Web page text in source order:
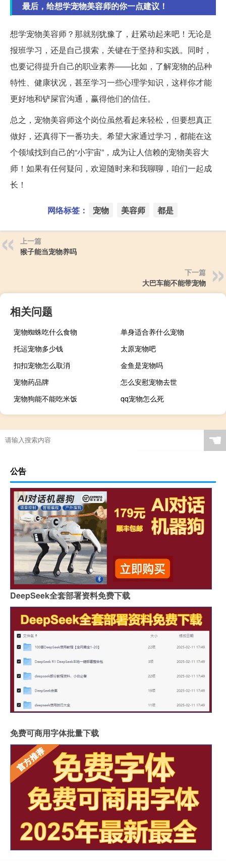
最后，给想学宠物美容师的你一点建议！
想学宠物美容师？那就别犹豫了，赶紧动起来吧！无论是
报班学习，还是自己摸索，关键在于坚持和实践。同时，
也要记得提升自己的职业素养——比如，了解宠物的品种
特性、健康状况，甚至学习一些心理学知识，这样你才能
更好地和铲屎官沟通，赢得他们的信任。
总之，宠物美容师这个岗位虽然看起来轻松，但要想真正
做好，还真得下一番功夫。希望大家通过学习，都能在这
个领域找到自己的“小宇宙”，成为让人信赖的宠物美容大
师！如果有任何疑问，欢迎随时来和我聊聊，咱们一起成
长！
网络标签： 宠物 美容师 都是
上一篇
猴子能当宠物养吗
下一篇
大巴车能不能带宠物
相关问题
宠物蜘蛛吃什么食物
单身适合养什么宠物
托运宠物多少钱
太原宠物吧
扣扣宠物怎么取消
金鱼是宠物吗
宠物药品牌
怎么安慰宠物去世
宠物狗能不能吃米饭
qq宠物怎么死
☚
公告
DeepSeek全套部署资料免费下载
免费可商用字体批量下载